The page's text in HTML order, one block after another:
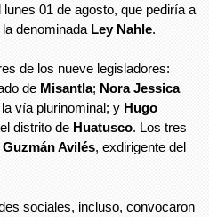
01 de agosto, que pediría a
denominada Ley Nahle.
de los nueve legisladores:
de Misantla; Nora Jessica
vía plurinominal; y Hugo
distrito de Huatusco. Los tres
Avilés, exdirigente del
sociales, incluso, convocaron